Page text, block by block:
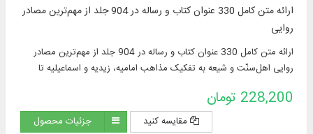
ارائه متن کامل 330 عنوان کتاب و رساله در 904 جلد از مهم‌ترین مصادر
روایی
ارائه متن کامل 330 عنوان کتاب و رساله در 904 جلد از مهم‌ترین مصادر
روایی اهل‌سنّت و شیعه به تفکیک مذاهب امامیه، زیدیه و اسماعیلیه تا
228,200 تومان
مقایسه کنید جزئیات محصول